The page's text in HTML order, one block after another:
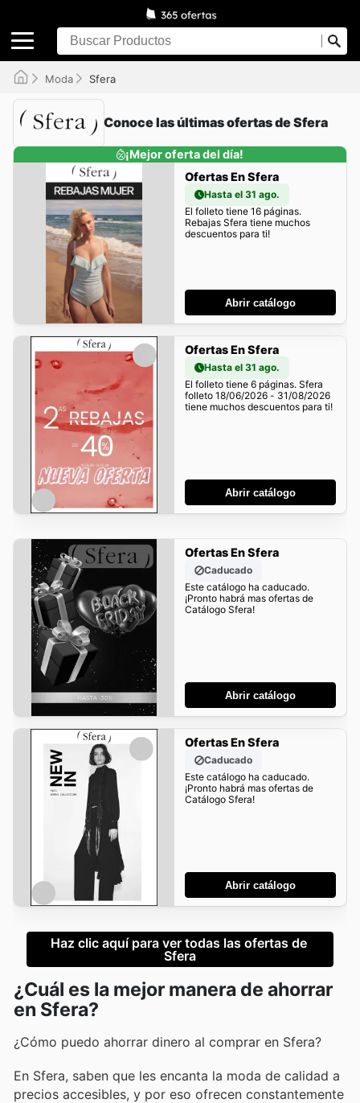
Moda Sfera
Conoce las últimas ofertas de Sfera
¡Mejor oferta del día!
Ofertas En Sfera
Hasta el 31 ago.
El folleto tiene 16 páginas.
Rebajas Sfera tiene muchos
descuentos para ti!
Abrir catálogo
Ofertas En Sfera
Hasta el 31 ago.
El folleto tiene 6 páginas. Sfera
folleto 18/06/2026 - 31/08/2026
tiene muchos descuentos para ti!
Abrir catálogo
Ofertas En Sfera
Caducado
Este catálogo ha caducado.
¡Pronto habrá mas ofertas de
Catálogo Sfera!
Abrir catálogo
Ofertas En Sfera
Caducado
Este catálogo ha caducado.
¡Pronto habrá mas ofertas de
Catálogo Sfera!
Abrir catálogo
Haz clic aquí para ver todas las ofertas de
Sfera
¿Cuál es la mejor manera de ahorrar
en Sfera?
¿Cómo puedo ahorrar dinero al comprar en Sfera?
En Sfera, saben que les encanta la moda de calidad a
precios accesibles, y por eso ofrecen constantemente